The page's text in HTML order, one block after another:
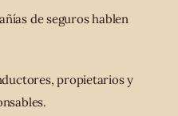
de seguros hablen
propietarios y